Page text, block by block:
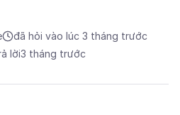
đã hỏi vào lúc 3 tháng trước
lời3 tháng trước